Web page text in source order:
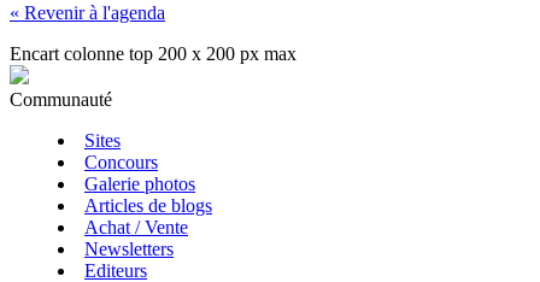
« Revenir à l'agenda
Encart colonne top 200 x 200 px max
Communauté
Sites
Concours
Galerie photos
Articles de blogs
Achat / Vente
Newsletters
Editeurs